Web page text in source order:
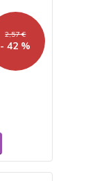
2,57 €
- 42 %